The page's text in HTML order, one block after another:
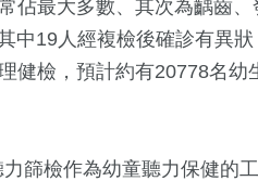
佔最大多數、其次為齲齒、
中19人經複檢後確診有異
健檢，預計約有20778名幼
篩檢作為幼童聽力保健的